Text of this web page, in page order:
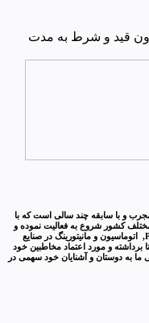
قید و شرط به مدت
و با سابقه چند سالی است که با
کشور شروع به فعالیت نموده و
امروز افتخار این را دارد که با انجام پروژه های مختلف PLC, اتوماسیون و مانیتورینگ در صنایع
و مورد اعتماد مخاطبین خود
ما به دوستان و آشنایان خود سهمی در